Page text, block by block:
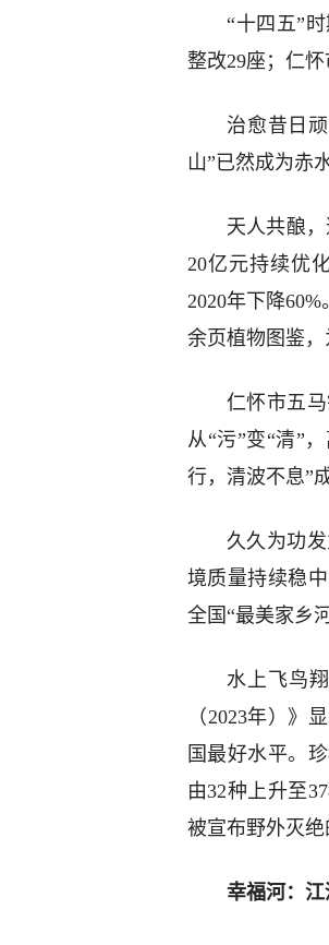
“十四五”
整改29座；仁怀
治愈昔日
山”已然成为赤
天人共酿
20亿元持续优
2020年下降
余页植物图鉴，
仁怀市五
从“污”变“清”
行，清波不息”
久久为功
境质量持续稳
全国“最美家乡河
水上飞鸟
（2023年）》
国最好水平。
由32种上升至
被宣布野外灭绝
幸福河：